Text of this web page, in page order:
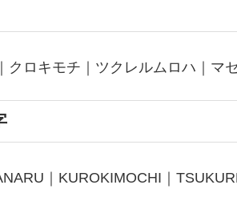
クロキモチ｜ツクレルムロハ｜マ
｜KUROKIMOCHI｜